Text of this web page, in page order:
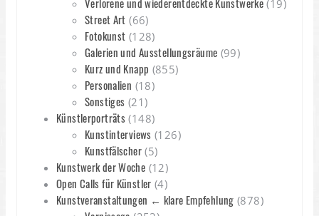
(19)
Street Art (66)
Fotokunst (128)
Galerien und Ausstellungsräume (99)
Kurz und Knapp (855)
Personalien (18)
Sonstiges (21)
Künstlerporträts (148)
Kunstinterviews (126)
Kunstfälscher(5)
Kunstwerk der Woche (12)
Open Calls für Künstler (4)
Kunstveranstaltungen ← klare Empfehlung (878)